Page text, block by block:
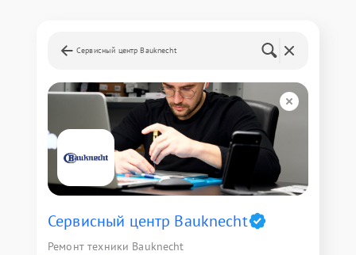
Сервисный центр Bauknecht
Сервисный центр Bauknecht
Ремонт техники Bauknecht